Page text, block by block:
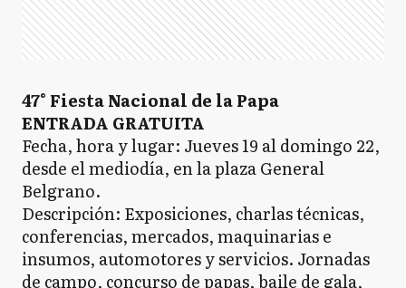
47° Fiesta Nacional de la Papa
ENTRADA GRATUITA
Fecha, hora y lugar: Jueves 19 al domingo 22,
desde el mediodía, en la plaza General
Belgrano.
Descripción: Exposiciones, charlas técnicas,
conferencias, mercados, maquinarias e
insumos, automotores y servicios. Jornadas
de campo, concurso de papas, baile de gala,